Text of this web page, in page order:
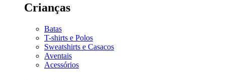
Crianças
Batas
T-shirts e Polos
Sweatshirts e Casacos
Aventais
Acessórios